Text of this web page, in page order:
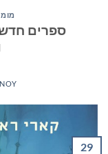
ספרים
29